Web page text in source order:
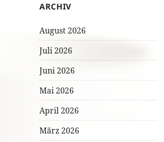
ARCHIV
August 2026
Juli 2026
Juni 2026
Mai 2026
April 2026
März 2026